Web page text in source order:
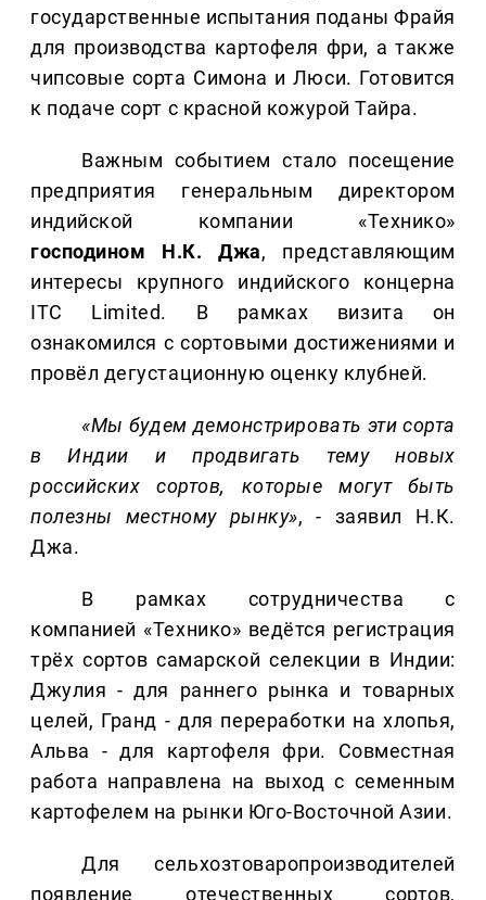
государственные испытания поданы Фрайя
для производства картофеля фри, а также
чипсовые сорта Симона и Люси. Готовится
к подаче сорт с красной кожурой Тайра.
Важным событием стало посещение
предприятия генеральным директором
индийской компании «Технико»
господином Н.К. Джа, представляющим
интересы крупного индийского концерна
ITC Limited. В рамках визита он
ознакомился с сортовыми достижениями и
провёл дегустационную оценку клубней.
«Мы будем демонстрировать эти сорта
в Индии и продвигать тему новых
российских сортов, которые могут быть
полезны местному рынку», - заявил Н.К.
Джа.
В рамках сотрудничества с
компанией «Технико» ведётся регистрация
трёх сортов самарской селекции в Индии:
Джулия - для раннего рынка и товарных
целей, Гранд - для переработки на хлопья,
Альва - для картофеля фри. Совместная
работа направлена на выход с семенным
картофелем на рынки Юго-Восточной Азии.
Для сельхозтоваропроизводителей
появление отечественных сортов,